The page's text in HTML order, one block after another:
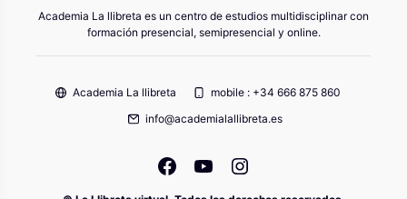
Academia La llibreta es un centro de estudios multidisciplinar con
formación presencial, semipresencial y online.
Academia La llibreta
mobile : +34 666 875 860
info@academialallibreta.es